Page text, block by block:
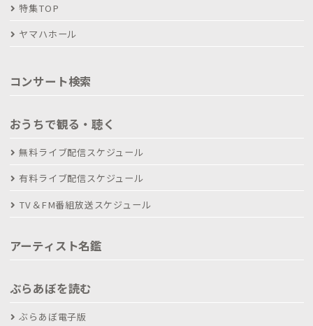
特集TOP
ヤマハホール
コンサート検索
おうちで観る・聴く
無料ライブ配信スケジュール
有料ライブ配信スケジュール
TV＆FM番組放送スケジュール
アーティスト名鑑
ぶらあぼを読む
ぶらあぼ電子版